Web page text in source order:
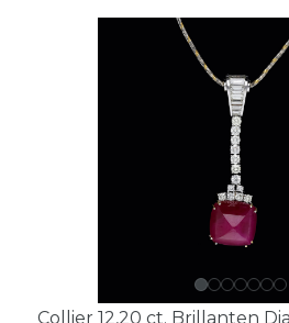
Collier 12,20 ct. Brillanten